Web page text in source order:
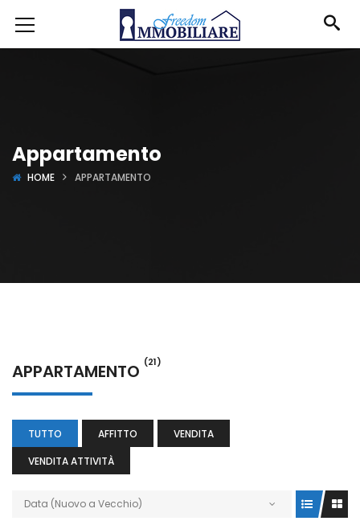
Appartamento
HOME APPARTAMENTO
APPARTAMENTO (21)
TUTTO AFFITTO
VENDITA
VENDITA ATTIVITÀ
Data (Nuovo a Vecchio)